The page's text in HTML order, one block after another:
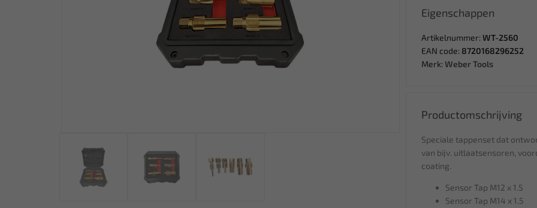
Eigenschappen
Artikelnummer: WT-2560
EAN code: 8720168296252
Merk: Weber Tools
Productomschrijving
Speciale tappenset dat
van bijv. uitlaatsensoren,
coating.
Sensor Tap M12 x 1.5
Sensor Tap M14 x 1.5